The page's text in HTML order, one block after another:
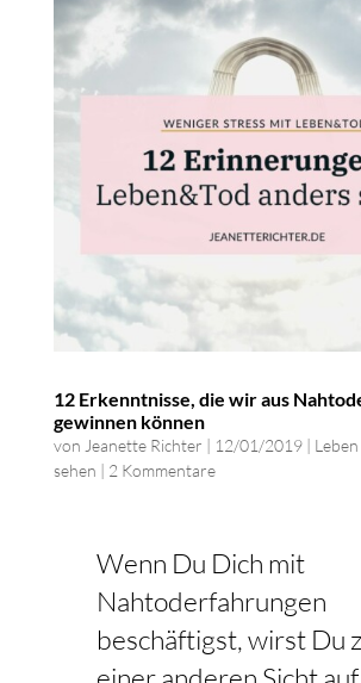
12 Erkenntnisse, die wir aus
gewinnen können
von Jeanette Richter | 12/01/2019|
sehen | 2 Kommentare
Wenn Du Dich mit
Nahtoderfahrungen
beschäftigst, wirst Du